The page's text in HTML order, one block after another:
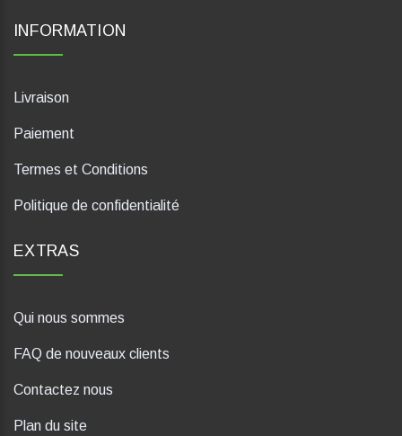
INFORMATION
Livraison
Paiement
Termes et Conditions
Politique de confidentialité
EXTRAS
Qui nous sommes
FAQ de nouveaux clients
Contactez nous
Plan du site